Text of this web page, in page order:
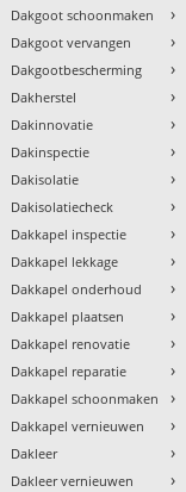
Dakgoot schoonmaken
Dakgoot vervangen
Dakgootbescherming
Dakherstel
Dakinnovatie
Dakinspectie
Dakisolatie
Dakisolatiecheck
Dakkapel inspectie
Dakkapel lekkage
Dakkapel onderhoud
Dakkapel plaatsen
Dakkapel renovatie
Dakkapel reparatie
Dakkapel schoonmaken
Dakkapel vernieuwen
Dakleer
Dakleer vernieuwen
›
›
›
›
›
›
›
›
›
›
›
›
›
›
›
›
›
›